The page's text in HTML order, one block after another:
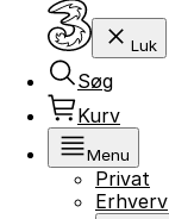
Luk
Søg
Kurv
Menu
Privat
Erhverv